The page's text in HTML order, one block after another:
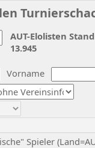
Vorname
Spieler
AUT-Elolisten
13.945